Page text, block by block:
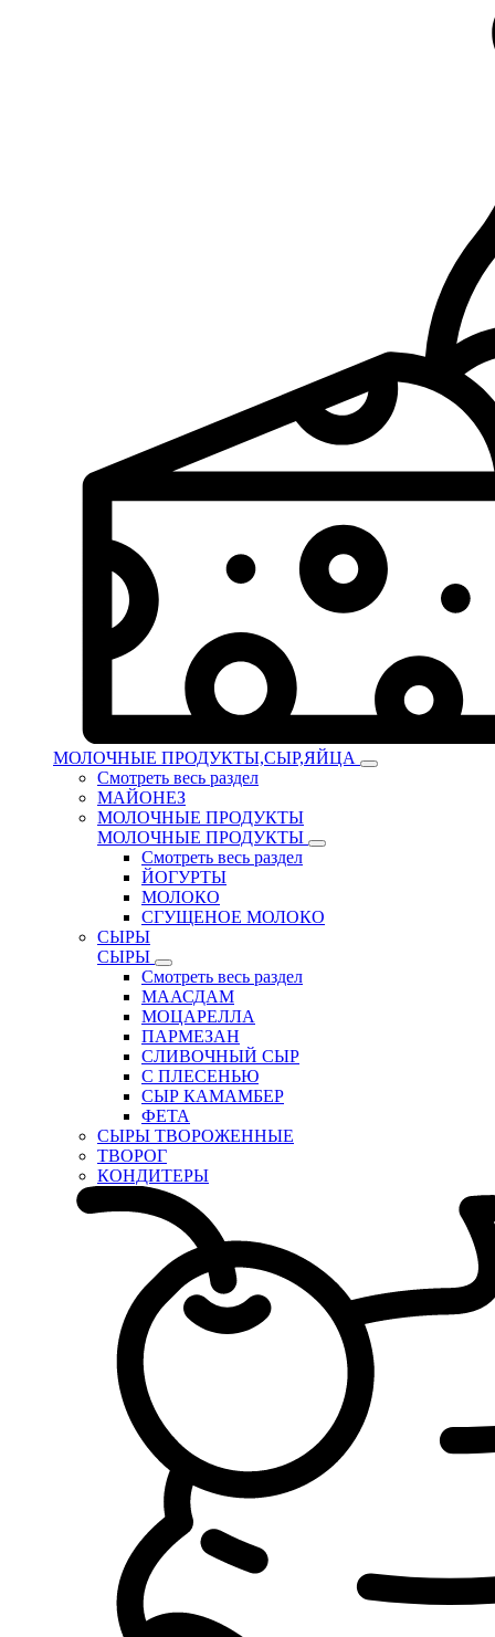
МОЛОЧНЫЕ ПРОДУКТЫ,СЫР,ЯЙЦА
Смотреть весь раздел
МАЙОНЕЗ
МОЛОЧНЫЕ ПРОДУКТЫ
МОЛОЧНЫЕ ПРОДУКТЫ
Смотреть весь раздел
ЙОГУРТЫ
МОЛОКО
СГУЩЕНОЕ МОЛОКО
СЫРЫ
СЫРЫ
Смотреть весь раздел
МААСДАМ
МОЦАРЕЛЛА
ПАРМЕЗАН
СЛИВОЧНЫЙ СЫР
С ПЛЕСЕНЬЮ
СЫР КАМАМБЕР
ФЕТА
СЫРЫ ТВОРОЖЕННЫЕ
ТВОРОГ
КОНДИТЕРЫ